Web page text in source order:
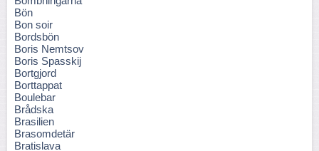
Bön
Bon soir
Bordsbön
Boris Nemtsov
Boris Spasskij
Bortgjord
Borttappat
Boulebar
Brådska
Brasilien
Brasomdetär
Bratislava